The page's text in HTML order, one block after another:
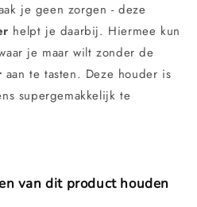
je geen zorgen - deze
helpt je daarbij. Hiermee kun
je maar wilt zonder de
aan te tasten. Deze houder is
supergemakkelijk te
van dit product houden